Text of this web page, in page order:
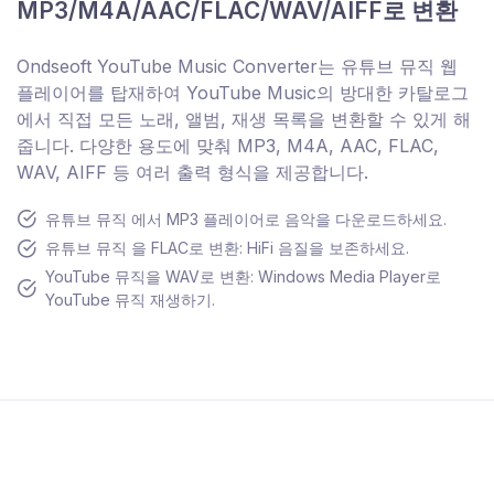
MP3/M4A/AAC/FLAC/WAV/AIFF로 변환
Ondseoft YouTube Music Converter는 유튜브 뮤직 웹
플레이어를 탑재하여 YouTube Music의 방대한 카탈로그
에서 직접 모든 노래, 앨범, 재생 목록을 변환할 수 있게 해
줍니다. 다양한 용도에 맞춰 MP3, M4A, AAC, FLAC,
WAV, AIFF 등 여러 출력 형식을 제공합니다.
유튜브 뮤직 에서 MP3 플레이어로 음악을 다운로드하세요.
유튜브 뮤직 을 FLAC로 변환: HiFi 음질을 보존하세요.
YouTube 뮤직을 WAV로 변환: Windows Media Player로
YouTube 뮤직 재생하기.